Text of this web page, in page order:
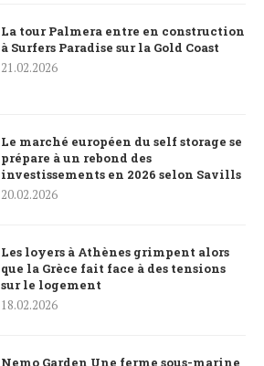
La tour Palmera entre en construction
à Surfers Paradise sur la Gold Coast
21.02.2026
Le marché européen du self storage se
prépare à un rebond des
investissements en 2026 selon Savills
20.02.2026
Les loyers à Athènes grimpent alors
que la Grèce fait face à des tensions
sur le logement
18.02.2026
Nemo Garden Une ferme sous-marine